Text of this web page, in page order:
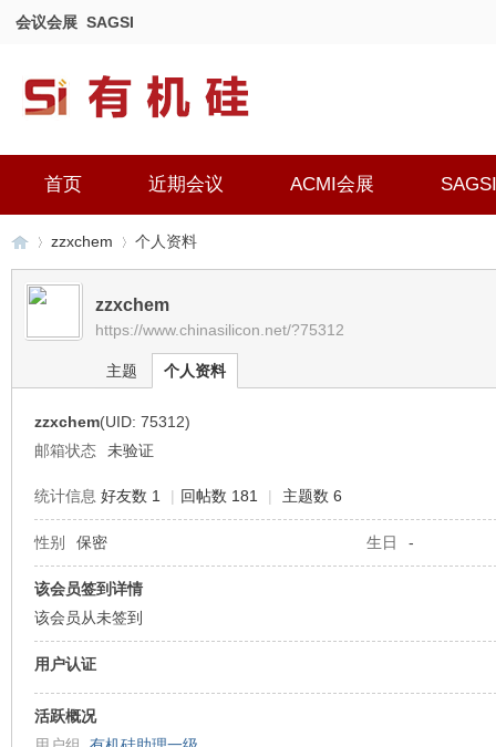
会议会展 SAGSI
首页 近期会议 ACMI会展 SAGSI
有›
zzxchem
›
个人资料
zzxchem
https://www.chinasilicon.net/?75312
主题 个人资料
zzxchem(UID: 75312)
邮箱状态
未验证
统计信息 好友数 1 | 回帖数 181 | 主题数 6
性别 保密 生日 -
该会员签到详情
该会员从未签到
用户认证
活跃概况